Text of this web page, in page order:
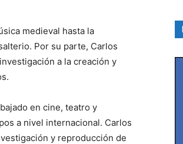
medieval hasta la
Por su parte, Carlos
a la creación y
en cine, teatro y
a nivel internacional. Carlos
y reproducción de